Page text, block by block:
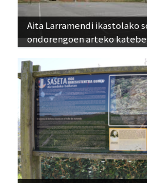
Aita Larramendi ikastolako
ondorengoen arteko